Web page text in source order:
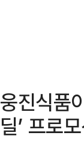
웅진식품
딜’ 프로